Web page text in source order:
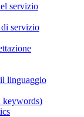
servizio
di servizio
linguaggio
keywords)